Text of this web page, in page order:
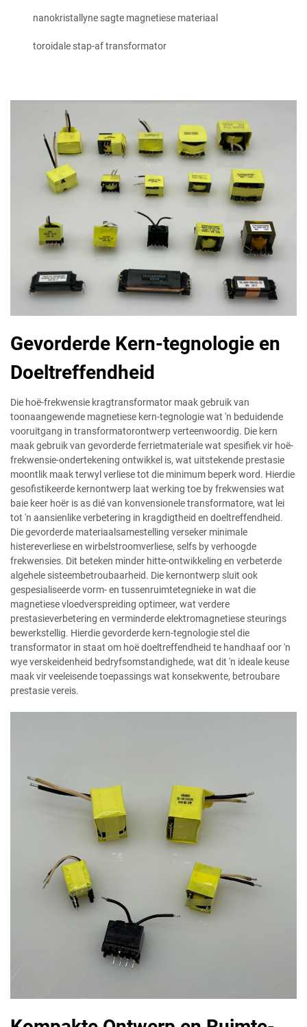
nanokristallyne sagte magnetiese materiaal
toroidale stap-af transformator
Gevorderde Kern-tegnologie en
Doeltreffendheid
Die hoë-frekwensie kragtransformator maak gebruik van
toonaangewende magnetiese kern-tegnologie wat 'n beduidende
vooruitgang in transformatorontwerp verteenwoordig. Die kern
maak gebruik van gevorderde ferrietmateriale wat spesifiek vir hoë-
frekwensie-ondertekening ontwikkel is, wat uitstekende prestasie
moontlik maak terwyl verliese tot die minimum beperk word. Hierdie
gesofistikeerde kernontwerp laat werking toe by frekwensies wat
baie keer hoër is as dié van konvensionele transformatore, wat lei
tot 'n aansienlike verbetering in kragdigtheid en doeltreffendheid.
Die gevorderde materiaalsamestelling verseker minimale
histereverliese en wirbelstroomverliese, selfs by verhoogde
frekwensies. Dit beteken minder hitte-ontwikkeling en verbeterde
algehele sisteembetroubaarheid. Die kernontwerp sluit ook
gespesialiseerde vorm- en tussenruimtetegnieke in wat die
magnetiese vloedverspreiding optimeer, wat verdere
prestasieverbetering en verminderde elektromagnetiese steurings
bewerkstellig. Hierdie gevorderde kern-tegnologie stel die
transformator in staat om hoë doeltreffendheid te handhaaf oor 'n
wye verskeidenheid bedryfsomstandighede, wat dit 'n ideale keuse
maak vir veeleisende toepassings wat konsekwente, betroubare
prestasie vereis.